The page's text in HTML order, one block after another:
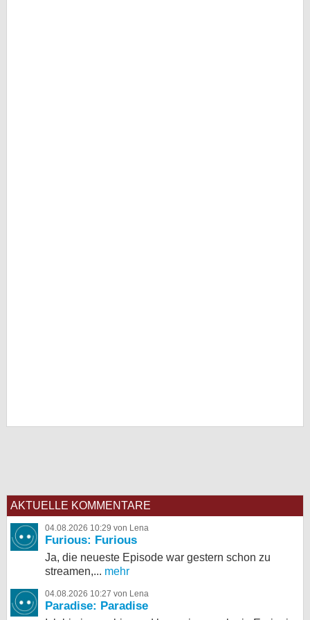
AKTUELLE KOMMENTARE
04.08.2026 10:29 von Lena
Furious: Furious
Ja, die neueste Episode war gestern schon zu
streamen,... mehr
04.08.2026 10:27 von Lena
Paradise: Paradise